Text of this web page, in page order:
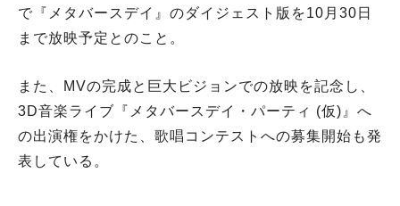
で『メタバースデイ』のダイジェスト版を10月30日
まで放映予定とのこと。
また、MVの完成と巨大ビジョンでの放映を記念し、
3D音楽ライブ『メタバースデイ・パーティ (仮)』へ
の出演権をかけた、歌唱コンテストへの募集開始も発
表している。